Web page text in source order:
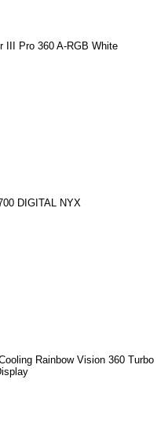
III Pro 360 A-RGB White
DIGITAL NYX
Rainbow Vision 360 Turbo